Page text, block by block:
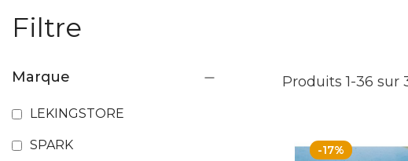
Produits1-36 sur
-17%
Filtre
Marque
LEKINGSTORE
SPARK